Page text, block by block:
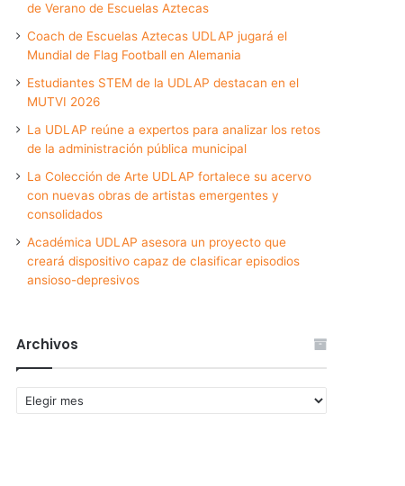
de Verano de Escuelas Aztecas
Coach de Escuelas Aztecas UDLAP jugará el
Mundial de Flag Football en Alemania
Estudiantes STEM de la UDLAP destacan en el
MUTVI 2026
La UDLAP reúne a expertos para analizar los retos
de la administración pública municipal
La Colección de Arte UDLAP fortalece su acervo
con nuevas obras de artistas emergentes y
consolidados
Académica UDLAP asesora un proyecto que
creará dispositivo capaz de clasificar episodios
ansioso-depresivos
Archivos
Archivos